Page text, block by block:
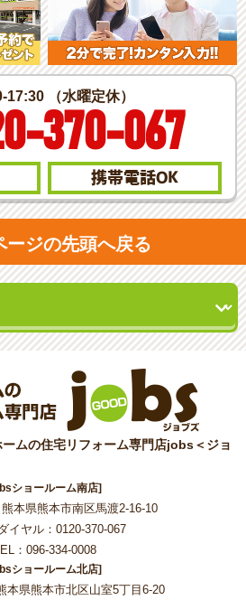
（水曜定休）
370-067
携帯電話OK
ージの先頭へ戻る
ムの住宅リフォーム専門店jobs＜ジョ
ショールーム南店]
本県熊本市南区馬渡2-16-10
イヤル：0120-370-067
：096-334-0008
ショールーム北店]
県熊本市北区山室5丁目6-20